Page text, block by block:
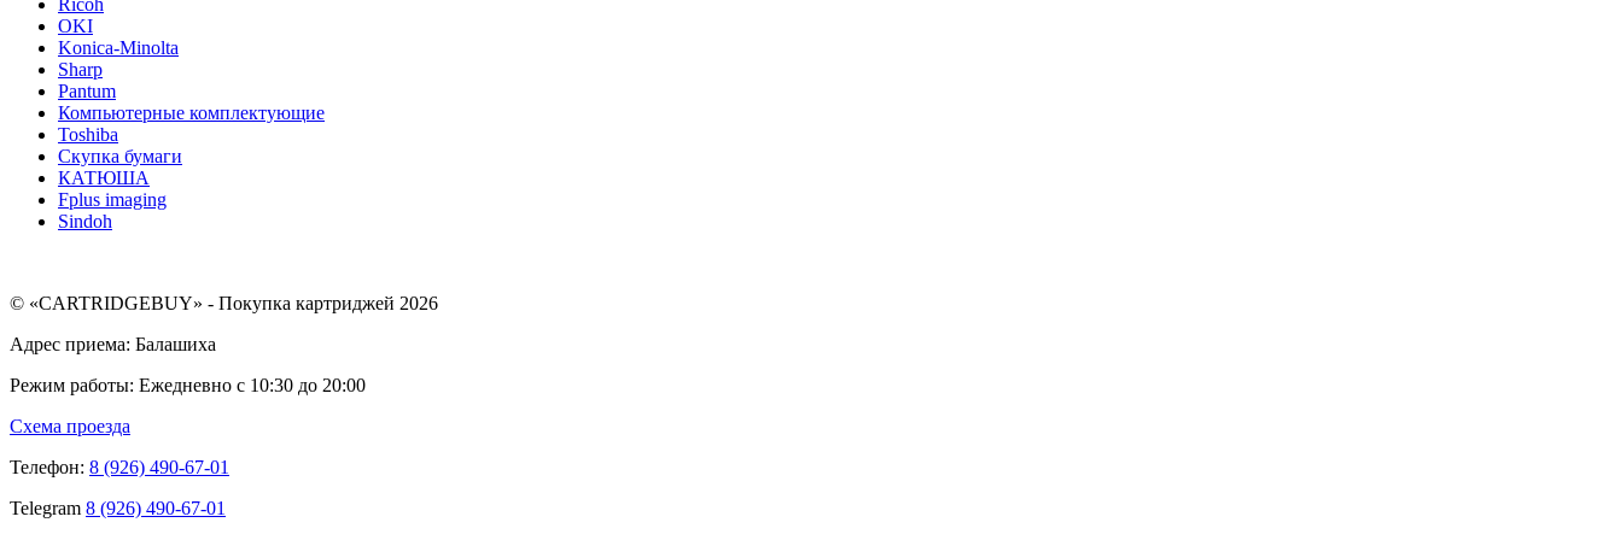
Ricoh
OKI
Konica-Minolta
Sharp
Pantum
Компьютерные комплектующие
Toshiba
Скупка бумаги
КАТЮША
Fplus imaging
Sindoh
© «CARTRIDGEBUY» - Покупка картриджей 2026
Адрес приема: Балашиха
Режим работы: Ежедневно с 10:30 до 20:00
Схема проезда
Телефон: 8 (926) 490-67-01
Telegram 8 (926) 490-67-01